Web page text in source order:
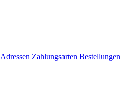
Adressen Zahlungsarten Bestellungen